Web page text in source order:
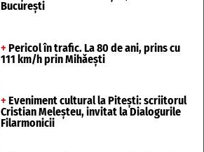
București
+ Pericol în trafic. La 80 de ani, prins cu
111 km/h prin Mihăești
+ Eveniment cultural la Pitești: scriitorul
Cristian Meleșteu, invitat la Dialogurile
Filarmonicii